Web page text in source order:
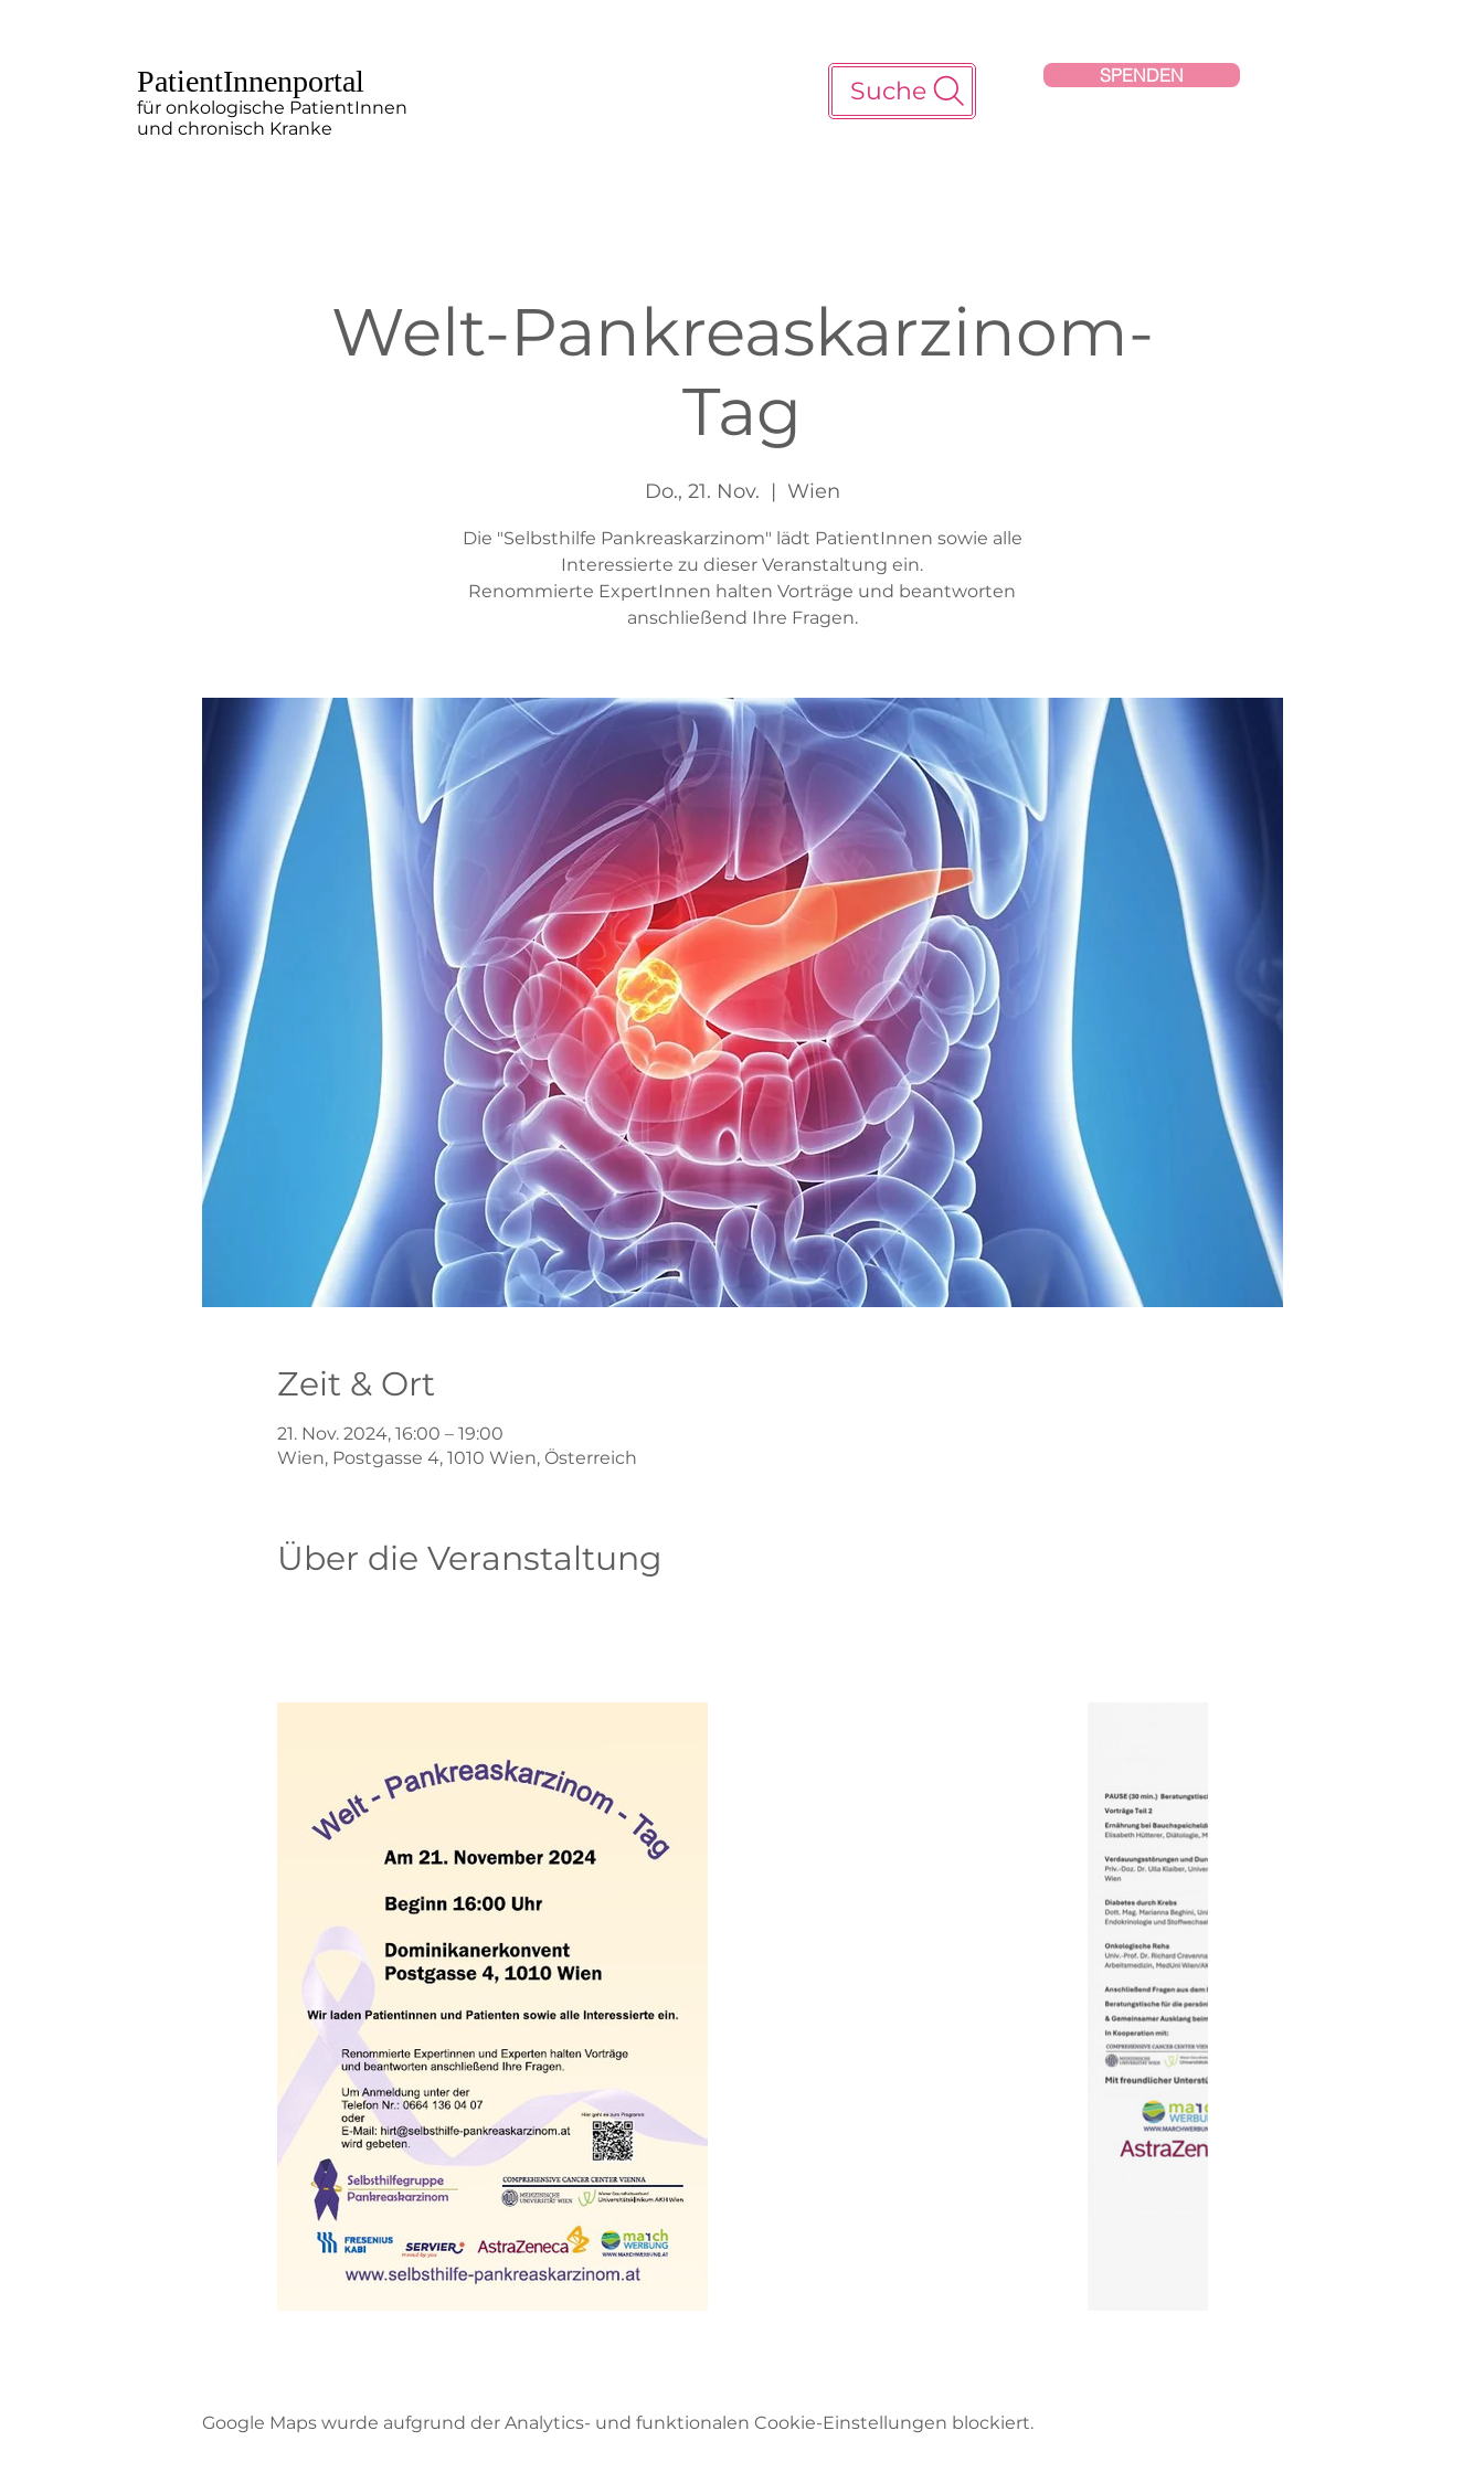
PatientInnenportal
für onkologische PatientInnen
und chronisch Kranke
Suche
SPENDEN
Welt-Pankreaskarzinom-
Tag
Do., 21. Nov.
  |
Wien
Die "Selbsthilfe Pankreaskarzinom" lädt PatientInnen sowie alle
Interessierte zu dieser Veranstaltung ein.
Renommierte ExpertInnen halten Vorträge und beantworten
anschließend Ihre Fragen.
Zeit & Ort
21. Nov. 2024, 16:00 – 19:00
Wien, Postgasse 4, 1010 Wien, Österreich
Über die Veranstaltung
Google Maps wurde aufgrund der Analytics- und funktionalen Cookie-Einstellungen blockiert.